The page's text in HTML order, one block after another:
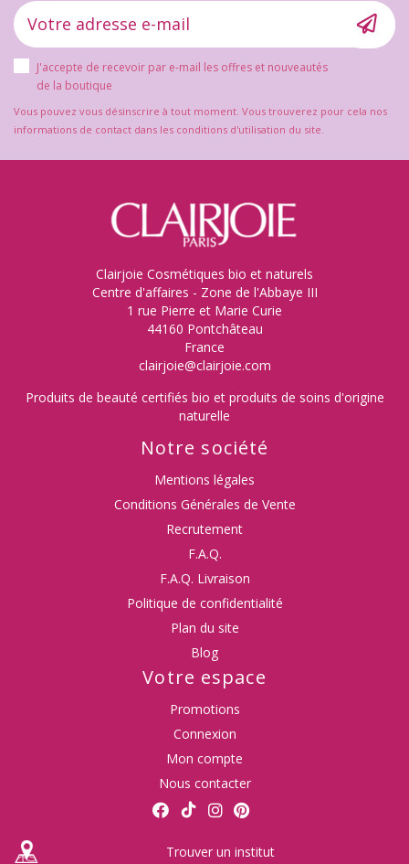
J'accepte de recevoir par e-mail les offres et nouveautés
de la boutique
Vous pouvez vous désinscrire à tout moment. Vous trouverez pour cela nos
informations de contact dans les conditions d'utilisation du site.
Clairjoie Cosmétiques bio et naturels
Centre d'affaires - Zone de l'Abbaye III
1 rue Pierre et Marie Curie
44160 Pontchâteau
France
clairjoie@clairjoie.com
Produits de beauté certifiés bio et produits de soins d'origine
naturelle
Notre société
Mentions légales
Conditions Générales de Vente
Recrutement
F.A.Q.
F.A.Q. Livraison
Politique de confidentialité
Plan du site
Blog
Votre espace
Promotions
Connexion
Mon compte
Nous contacter
Trouver un institut